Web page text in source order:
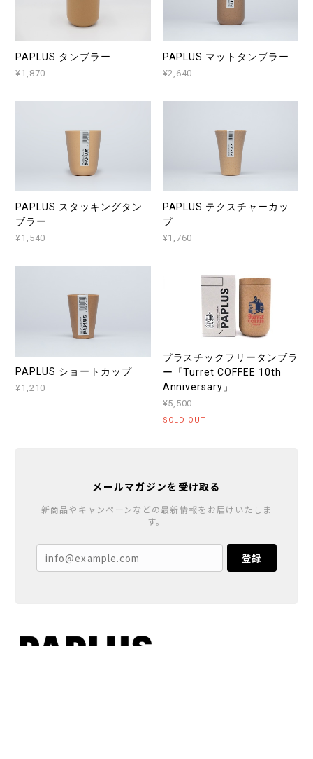
PAPLUS タンブラー
¥1,870
PAPLUS マットタンブラー
¥2,640
PAPLUS スタッキングタン
ブラー
¥1,540
PAPLUS テクスチャーカッ
プ
¥1,760
PAPLUS ショートカップ
¥1,210
プラスチックフリータンブラ
ー「Turret COFFEE 10th
Anniversary」
¥5,500
SOLD OUT
メールマガジンを受け取る
新商品やキャンペーンなどの最新情報をお届けいたしま
す。
登録